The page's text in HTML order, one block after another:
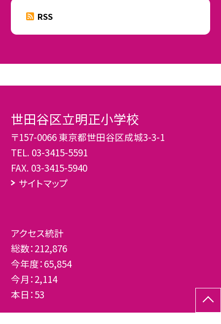
RSS
世田谷区立明正小学校
〒157-0066 東京都世田谷区成城3-3-1
TEL. 03-3415-5591
FAX. 03-3415-5940
サイトマップ
アクセス統計
総数：212,876
今年度：65,854
今月：2,114
本日：53